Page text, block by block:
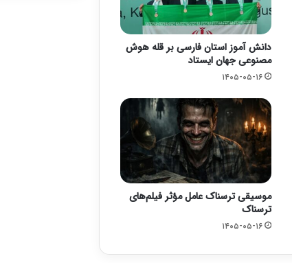
دانش آموز استان فارسی بر قله هوش
مصنوعی جهان ایستاد
۱۴۰۵-۰۵-۱۶
موسیقی ترسناک عامل مؤثر فیلم‌های
ترسناک
۱۴۰۵-۰۵-۱۶